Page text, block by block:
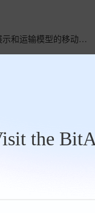
the
作为一名模型收藏爱好者，传祺M8是我展示和运输模型的移动展厅。我热衷于收集各种精